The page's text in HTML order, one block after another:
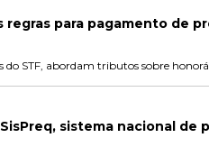
regras para pagamento de
do STF, abordam tributos sobre
sistema nacional de